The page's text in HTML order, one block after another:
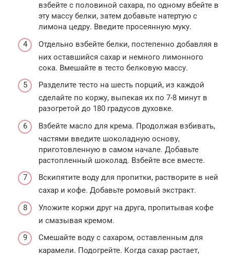
взбейте с половиной сахара, по одному вбейте в
эту массу белки, затем добавьте натертую с
лимона цедру. Введите просеянную муку.
Отдельно взбейте белки, постепенно добавляя в
них оставшийся сахар и немного лимонного
сока. Вмешайте в тесто белковую массу.
Разделите тесто на шесть порций, из каждой
сделайте по коржу, выпекая их по 7-8 минут в
разогретой до 180 градусов духовке.
Взбейте масло для крема. Продолжая взбивать,
частями введите шоколадную основу,
приготовленную в самом начале. Добавьте
растопленный шоколад. Взбейте все вместе.
Вскипятите воду для пропитки, растворите в ней
сахар и кофе. Добавьте ромовый экстракт.
Уложите коржи друг на друга, пропитывая кофе
и смазывая кремом.
Смешайте воду с сахаром, оставленным для
карамели. Подогрейте. Когда сахар растает,